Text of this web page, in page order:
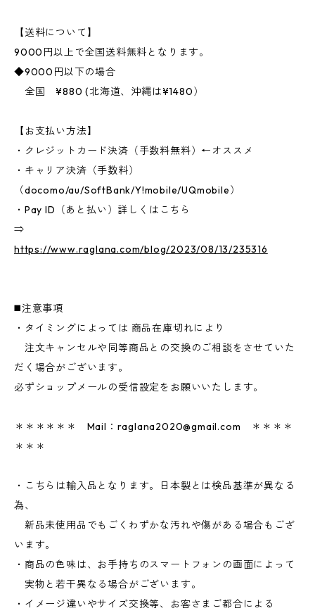
【送料について】
9000円以上で全国送料無料となります。
◆9000円以下の場合
全国 ¥880 (北海道、沖縄は¥1480）
【お支払い方法】
・クレジットカード決済（手数料無料）←オススメ
・キャリア決済（手数料）
（docomo/au/SoftBank/Y!mobile/UQmobile）
・Pay ID（あと払い）詳しくはこちら
⇒
https://www.raglana.com/blog/2023/08/13/235316
◼️注意事項
・タイミングによっては 商品在庫切れにより
注文キャンセルや同等商品との交換のご相談をさせていた
だく場合がございます。
必ずショップメールの受信設定をお願いいたします。
＊＊＊＊＊＊ Mail： raglana2020@gmail.com ＊＊＊＊
＊＊＊
・こちらは輸入品となります。日本製とは検品基準が異なる
為、
新品未使用品でもごくわずかな汚れや傷がある場合もござ
います。
・商品の色味は、お手持ちのスマートフォンの画面によって
実物と若干異なる場合がございます。
・イメージ違いやサイズ交換等、お客さまご都合による